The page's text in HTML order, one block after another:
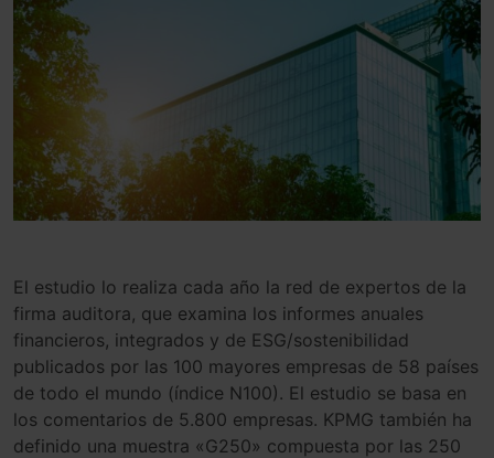
El estudio lo realiza cada año la red de expertos de la
firma auditora, que examina los informes anuales
financieros, integrados y de ESG/sostenibilidad
publicados por las 100 mayores empresas de 58 países
de todo el mundo (índice N100). El estudio se basa en
los comentarios de 5.800 empresas. KPMG también ha
definido una muestra «G250» compuesta por las 250